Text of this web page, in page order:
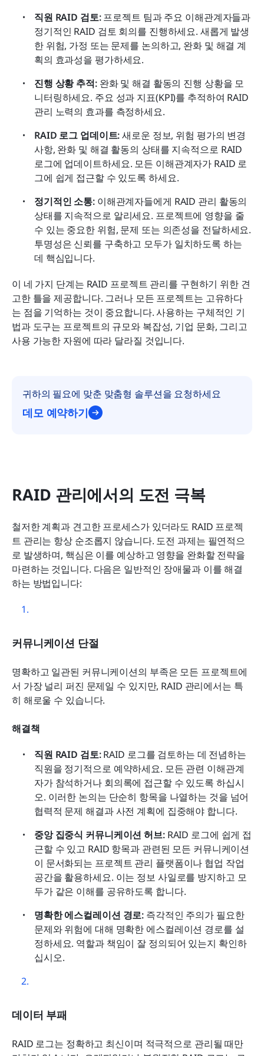
직원 RAID 검토: 프로젝트 팀과 주요 이해관계자들과
정기적인 RAID 검토 회의를 진행하세요. 새롭게 발생
한 위험, 가정 또는 문제를 논의하고, 완화 및 해결 계
획의 효과성을 평가하세요.
진행 상황 추적: 완화 및 해결 활동의 진행 상황을 모
니터링하세요. 주요 성과 지표(KPI)를 추적하여 RAID
관리 노력의 효과를 측정하세요.
RAID 로그 업데이트: 새로운 정보, 위험 평가의 변경
사항, 완화 및 해결 활동의 상태를 지속적으로 RAID
로그에 업데이트하세요. 모든 이해관계자가 RAID 로
그에 쉽게 접근할 수 있도록 하세요.
정기적인 소통: 이해관계자들에게 RAID 관리 활동의
상태를 지속적으로 알리세요. 프로젝트에 영향을 줄
수 있는 중요한 위험, 문제 또는 의존성을 전달하세요.
투명성은 신뢰를 구축하고 모두가 일치하도록 하는
데 핵심입니다.
이 네 가지 단계는 RAID 프로젝트 관리를 구현하기 위한 견
고한 틀을 제공합니다. 그러나 모든 프로젝트는 고유하다
는 점을 기억하는 것이 중요합니다. 사용하는 구체적인 기
법과 도구는 프로젝트의 규모와 복잡성, 기업 문화, 그리고
사용 가능한 자원에 따라 달라질 것입니다.
귀하의 필요에 맞춘 맞춤형 솔루션을 요청하세요
데모 예약하기
RAID 관리에서의 도전 극복
철저한 계획과 견고한 프로세스가 있더라도 RAID 프로젝
트 관리는 항상 순조롭지 않습니다. 도전 과제는 필연적으
로 발생하며, 핵심은 이를 예상하고 영향을 완화할 전략을
마련하는 것입니다. 다음은 일반적인 장애물과 이를 해결
하는 방법입니다:
커뮤니케이션 단절
명확하고 일관된 커뮤니케이션의 부족은 모든 프로젝트에
서 가장 널리 퍼진 문제일 수 있지만, RAID 관리에서는 특
히 해로울 수 있습니다.
해결책
직원 RAID 검토: RAID 로그를 검토하는 데 전념하는
직원을 정기적으로 예약하세요. 모든 관련 이해관계
자가 참석하거나 회의록에 접근할 수 있도록 하십시
오. 이러한 논의는 단순히 항목을 나열하는 것을 넘어
협력적 문제 해결과 사전 계획에 집중해야 합니다.
중앙 집중식 커뮤니케이션 허브: RAID 로그에 쉽게 접
근할 수 있고 RAID 항목과 관련된 모든 커뮤니케이션
이 문서화되는 프로젝트 관리 플랫폼이나 협업 작업
공간을 활용하세요. 이는 정보 사일로를 방지하고 모
두가 같은 이해를 공유하도록 합니다.
명확한 에스컬레이션 경로: 즉각적인 주의가 필요한
문제와 위험에 대해 명확한 에스컬레이션 경로를 설
정하세요. 역할과 책임이 잘 정의되어 있는지 확인하
십시오.
데이터 부패
RAID 로그는 정확하고 최신이며 적극적으로 관리될 때만